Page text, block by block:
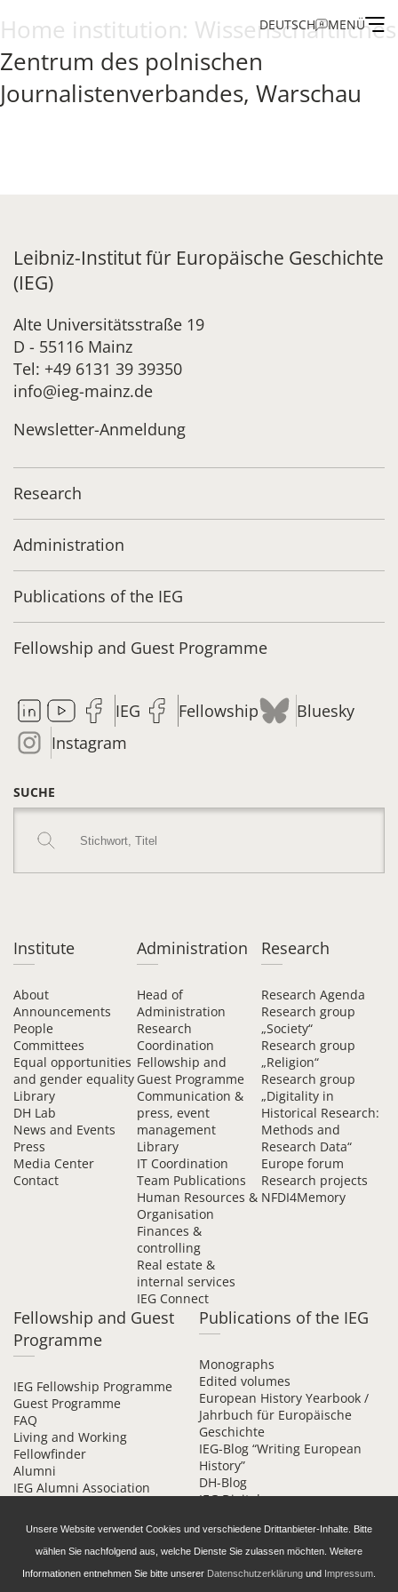
DEUTSCH MENÜ
Institute
Publications of the IEG
Home institution: Wissenschaftliches
Zentrum des polnischen
Journalistenverbandes, Warschau
Leibniz-Institut für Europäische Geschichte
(IEG)
Alte Universitätsstraße 19
D - 55116 Mainz
Tel: +49 6131 39 39350
info@ieg-mainz.de
Newsletter-Anmeldung
Research
Administration
Publications of the IEG
Fellowship and Guest Programme
IEG Fellowship
Bluesky
Instagram
SUCHE
Institute
About
Announcements
People
Committees
Equal opportunities
and gender equality
Library
DH Lab
News and Events
Press
Media Center
Contact
Administration
Head of
Administration
Research
Coordination
Fellowship and
Guest Programme
Communication &
press, event
management
Library
IT Coordination
Team Publications
Human Resources &
Organisation
Finances &
controlling
Real estate &
internal services
IEG Connect
Research
Research Agenda
Research group
„Society“
Research group
„Religion“
Research group
„Digitality in
Historical Research:
Methods and
Research Data“
Europe forum
Research projects
NFDI4Memory
Fellowship and Guest
Programme
IEG Fellowship Programme
Guest Programme
FAQ
Living and Working
Fellowfinder
Alumni
IEG Alumni Association
Publications of the IEG
Monographs
Edited volumes
European History Yearbook /
Jahrbuch für Europäische
Geschichte
IEG-Blog “Writing European
History”
DH-Blog
IEG Digital
Unsere Website verwendet Cookies und verschiedene Drittanbieter-Inhalte. Bitte
wählen Sie nachfolgend aus, welche Dienste Sie zulassen möchten. Weitere
Informationen entnehmen Sie bitte unserer Datenschutzerklärung und Impressum